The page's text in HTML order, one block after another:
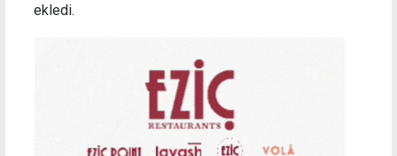
ekledi.